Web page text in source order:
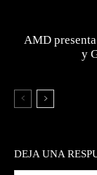
AMD
y
DEJA UNA